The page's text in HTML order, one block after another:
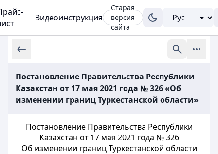
Видеоинструкция
Старая
версия
сайта
Постановление Правительства Республики
Казахстан от 17 мая 2021 года № 326 «Об
изменении границ Туркестанской области»
Постановление Правительства Республики
Казахстан от 17 мая 2021 года № 326
Об изменении границ Туркестанской области